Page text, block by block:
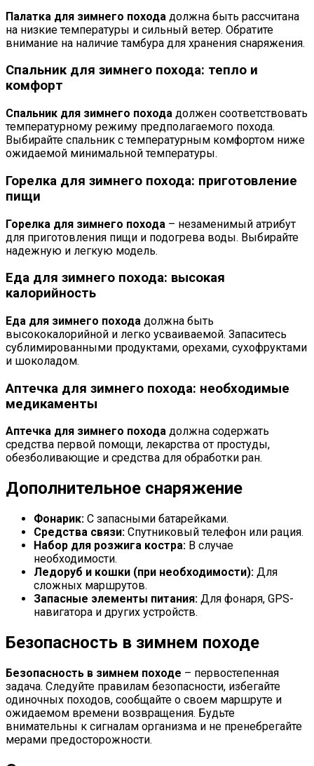
Палатка для зимнего похода должна быть рассчитана
на низкие температуры и сильный ветер. Обратите
внимание на наличие тамбура для хранения снаряжения.
Спальник для зимнего похода: тепло и
комфорт
Спальник для зимнего похода должен соответствовать
температурному режиму предполагаемого похода.
Выбирайте спальник с температурным комфортом ниже
ожидаемой минимальной температуры.
Горелка для зимнего похода: приготовление
пищи
Горелка для зимнего похода – незаменимый атрибут
для приготовления пищи и подогрева воды. Выбирайте
надежную и легкую модель.
Еда для зимнего похода: высокая
калорийность
Еда для зимнего похода должна быть
высококалорийной и легко усваиваемой. Запаситесь
сублимированными продуктами, орехами, сухофруктами
и шоколадом.
Аптечка для зимнего похода: необходимые
медикаменты
Аптечка для зимнего похода должна содержать
средства первой помощи, лекарства от простуды,
обезболивающие и средства для обработки ран.
Дополнительное снаряжение
Фонарик: С запасными батарейками.
Средства связи: Спутниковый телефон или рация.
Набор для розжига костра: В случае
необходимости.
Ледоруб и кошки (при необходимости): Для
сложных маршрутов.
Запасные элементы питания: Для фонаря, GPS-
навигатора и других устройств.
Безопасность в зимнем походе
Безопасность в зимнем походе – первостепенная
задача. Следуйте правилам безопасности, избегайте
одиночных походов, сообщайте о своем маршруте и
ожидаемом времени возвращения. Будьте
внимательны к сигналам организма и не пренебрегайте
мерами предосторожности.